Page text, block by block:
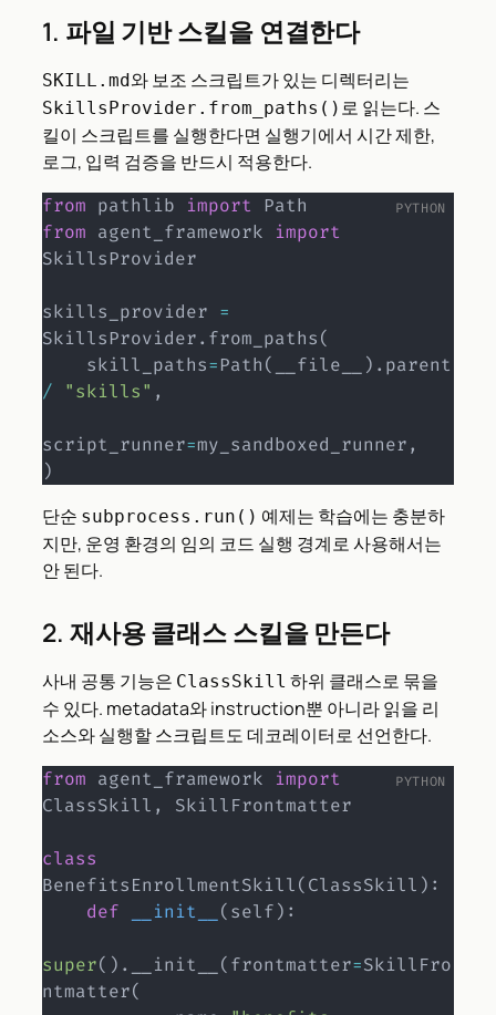
1. 파일 기반 스킬을 연결한다
SKILL.md와 보조 스크립트가 있는 디렉터리는
SkillsProvider.from_paths() 로 읽는다. 스
킬이 스크립트를 실행한다면 실행기에서 시간 제한,
로그, 입력 검증을 반드시 적용한다.
from pathlib import
from agent_framework import
SkillsProvider
skills_provider =
SkillsProvider. from_paths(
    skill_paths
=Path( __file__ ) .
/
"skills" ,
script_runner=my_sandboxed_runner,
)
단순 subprocess.run() 예제는 학습에는 충분하
지만, 운영 환경의 임의 코드 실행 경계로 사용해서는
안 된다.
2. 재사용 클래스 스킬을 만든다
사내 공통 기능은 ClassSkill 하위 클래스로 묶을
수 있다. metadata와 instruction뿐 아니라 읽을 리
소스와 실행할 스크립트도 데코레이터로 선언한다.
from agent_framework import
ClassSkill , SkillFrontmatter
class
BenefitsEnrollmentSkill(ClassSkill ) :
def
__init__ (self) :
super( ) . __init__ (frontmatter=SkillFro
ntmatter(